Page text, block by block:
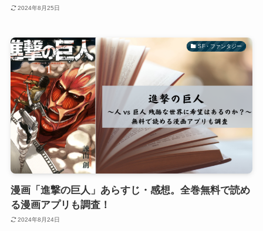
2024年8月25日
SF・ファンタジー
漫画「進撃の巨人」あらすじ・感想。全巻無料で読め
る漫画アプリも調査！
2024年8月24日